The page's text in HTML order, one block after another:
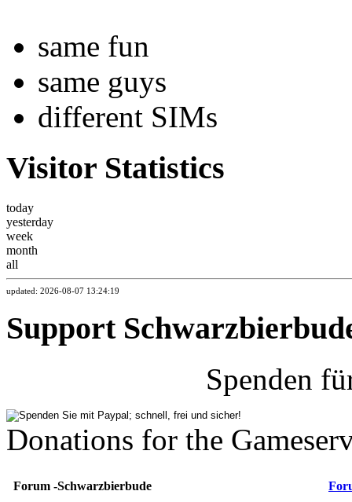
same fun
same guys
different SIMs
Visitor Statistics
today
yesterday
week
month
all
updated: 2026-08-07 13:24:19
Support
Spenden
Donations for the
Forum -Schwarzbierbude